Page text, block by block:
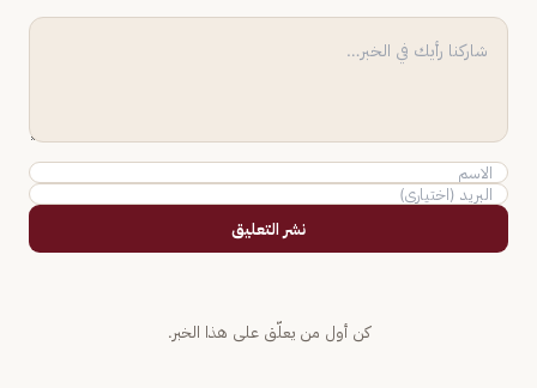
نشر التعليق
كن أول من يعلّق على هذا الخبر.